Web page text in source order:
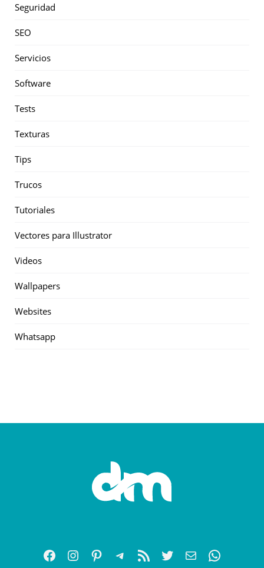
Seguridad
SEO
Servicios
Software
Tests
Texturas
Tips
Trucos
Tutoriales
Vectores para Illustrator
Videos
Wallpapers
Websites
Whatsapp